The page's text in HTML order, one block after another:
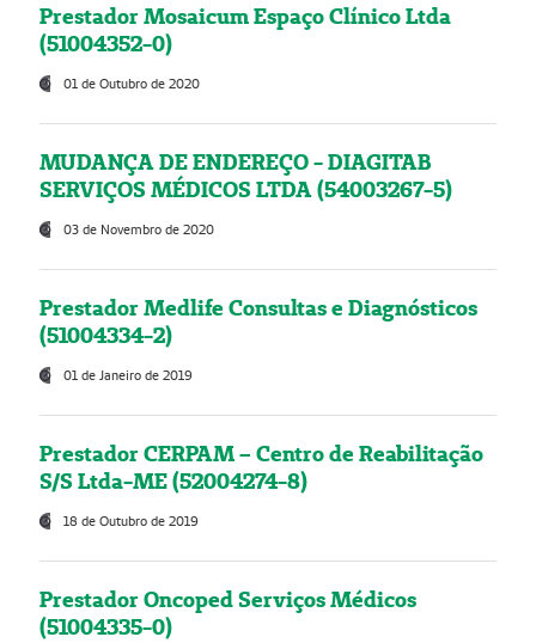
Prestador Mosaicum Espaço Clínico Ltda
(51004352-0)
01 de Outubro de 2020
MUDANÇA DE ENDEREÇO - DIAGITAB
SERVIÇOS MÉDICOS LTDA (54003267-5)
03 de Novembro de 2020
Prestador Medlife Consultas e Diagnósticos
(51004334-2)
01 de Janeiro de 2019
Prestador CERPAM – Centro de Reabilitação
S/S Ltda-ME (52004274-8)
18 de Outubro de 2019
Prestador Oncoped Serviços Médicos
(51004335-0)